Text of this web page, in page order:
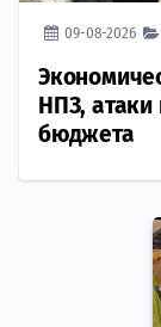
09-08-2026
НПЗ,
бюджета